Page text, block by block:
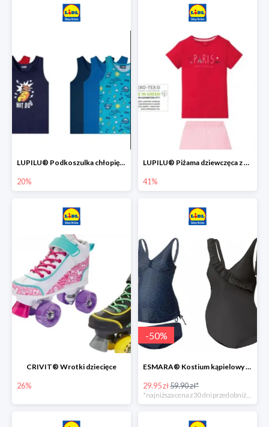
LUPILU® Podkoszulka chłopięca z bawełny -20%
20%
LUPILU® Piżama dziewczęca z bawełny -41%
41%
CRIVIT® Wrotki dziecięce
26%
-50%
ESMARA® Kostium kąpielowy ciążowy lub tankini ciążowe -50%
29.95 zł59.90 zł*